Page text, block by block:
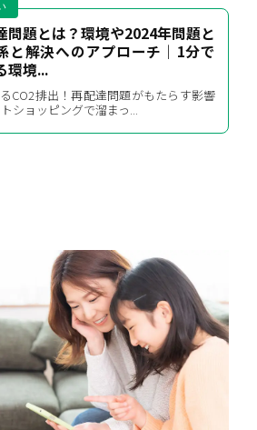
問題とは？環境や2024年問題と
と解決へのアプローチ｜1分で
環境...
CO2排出！再配達問題がもたらす影響
ショッピングで溜まっ...